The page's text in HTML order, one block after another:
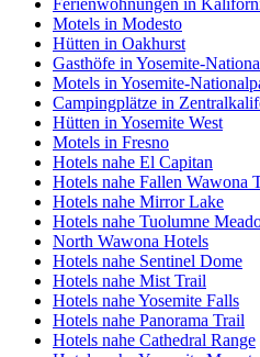
Ferienwohnungen in
Motels in Modesto
Hütten in Oakhurst
Gasthöfe in Yosemite-
Motels in Yosemite-
Campingplätze in
Hütten in Yosemite West
Motels in Fresno
Hotels nahe El Capitan
Hotels nahe Fallen Wawona
Hotels nahe Mirror Lake
Hotels nahe Tuolumne
North Wawona Hotels
Hotels nahe Sentinel Dome
Hotels nahe Mist Trail
Hotels nahe Yosemite Falls
Hotels nahe Panorama Trail
Hotels nahe Cathedral Range